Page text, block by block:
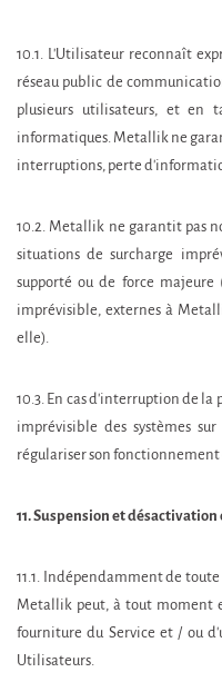
10.1. L'Utilisateur reconnaît
réseau public de
plusieurs utilisateurs, et en
informatiques. Metallik ne
interruptions, perte
10.2. Metallik ne garantit pas
situations de surcharge
supporté ou de force
imprévisible, externes à
elle).
10.3. En cas d'interruption de la
imprévisible des systèmes
régulariser son
11. Suspension et
11.1. Indépendamment de
Metallik peut, à tout moment
fourniture du Service et / ou
Utilisateurs.